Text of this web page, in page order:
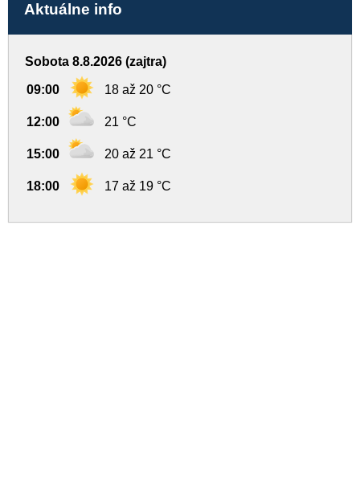
Aktuálne info
Sobota 8.8.2026 (zajtra)
09:00 18 až 20 °C
12:00 21 °C
15:00 20 až 21 °C
18:00 17 až 19 °C